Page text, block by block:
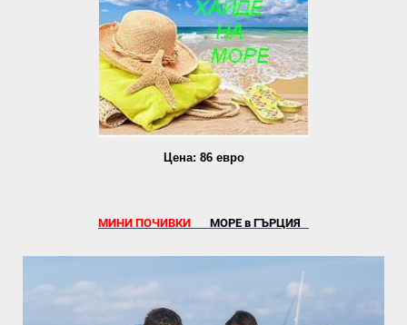
Цена: 86 евро
МИНИ ПОЧИВКИ МОРЕ в ГЪРЦИЯ